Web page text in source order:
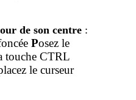
de son centre :
Posez le
toucheCTRL
le curseur